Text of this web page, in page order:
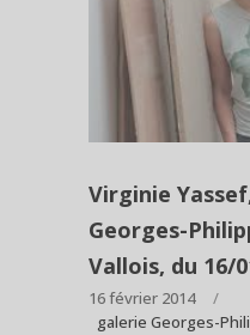
Virginie
Georges-
Vallois, du 16/
16 février 2014
galerie Georges-